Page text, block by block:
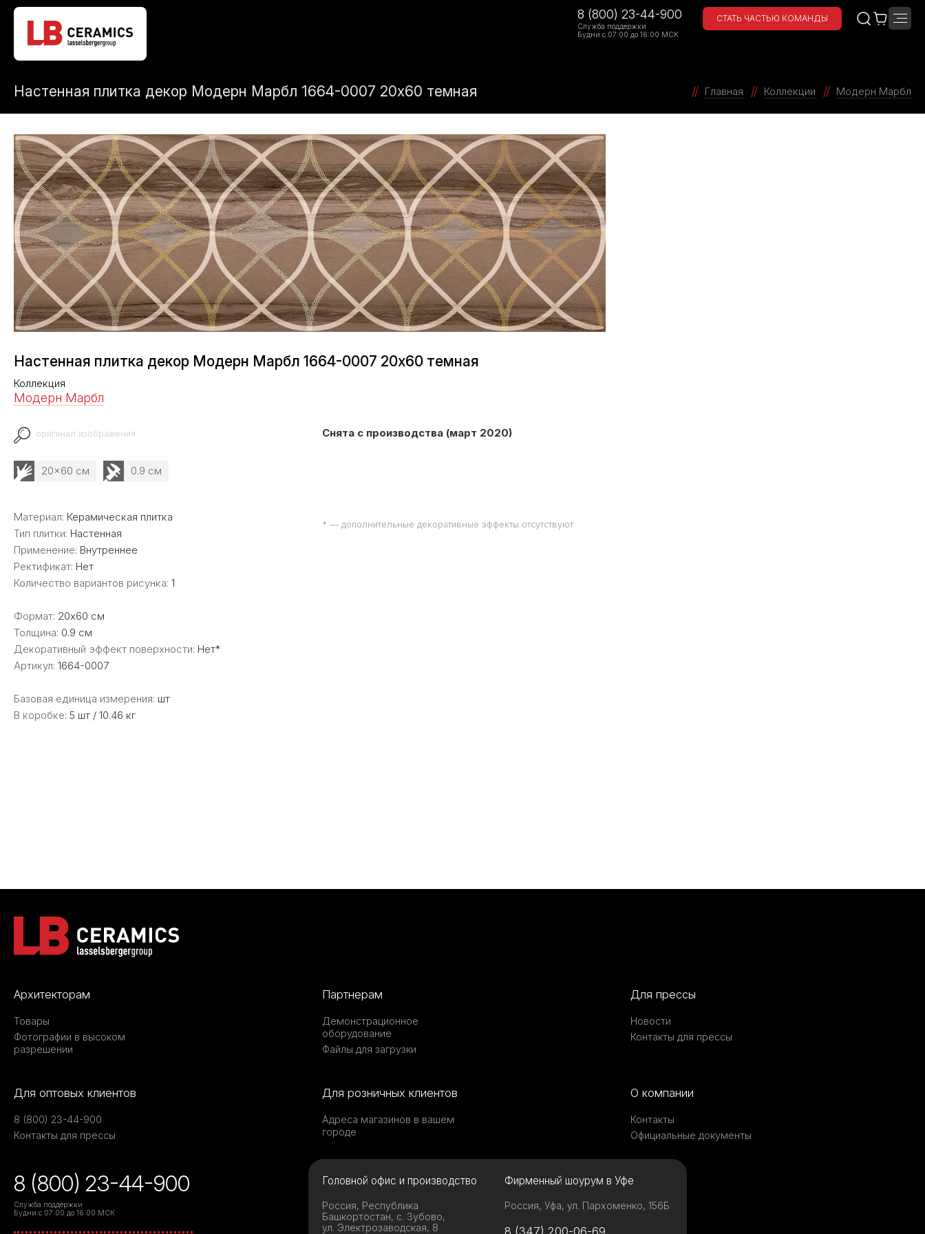
8 (800) 23-44-900
Служба поддержки
Будни с 07:00 до 16:00 МСК
СТАТЬ ЧАСТЬЮ КОМАНДЫ
Настенная плитка декор Модерн Марбл 1664-0007 20х60 темная Главная Коллекции Модерн Марбл
Настенная плитка декор Модерн Марбл 1664-0007 20х60 темная
Коллекция
Модерн Марбл
оригинал изображения
20x60 см 0.9 см
Снята с производства (март 2020)
Материал: Керамическая плитка
Тип плитки: Настенная
Применение: Внутреннее
Ректификат: Нет
Количество вариантов рисунка: 1
Формат: 20x60 см
Толщина: 0.9 см
Декоративный эффект поверхности: Нет*
Артикул: 1664-0007
Базовая единица измерения: шт
В коробке: 5 шт / 10.46 кг
* — дополнительные декоративные эффекты отсутствуют
Архитекторам
Товары
Фотографии в высоком
разрешении
Партнерам
Демонстрационное
оборудование
Файлы для загрузки
Для прессы
Новости
Контакты для прессы
Для оптовых клиентов
8 (800) 23-44-900
Контакты для прессы
Для розничных клиентов
Адреса магазинов в вашем
городе
О компании
Контакты
Официальные документы
8 (800) 23-44-900
Служба поддержки
Будни с 07:00 до 16:00 МСК
Головной офис и производство
Россия, Республика
Башкортостан, с. Зубово,
ул. Электрозаводская, 8
Фирменный шоурум в Уфе
Россия, Уфа, ул. Пархоменко, 156Б